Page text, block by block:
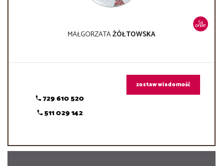
54
OFERT
MAŁGORZATAŻÓŁTOWSKA
729 610 520
511 029 142
zostaw wiadomość